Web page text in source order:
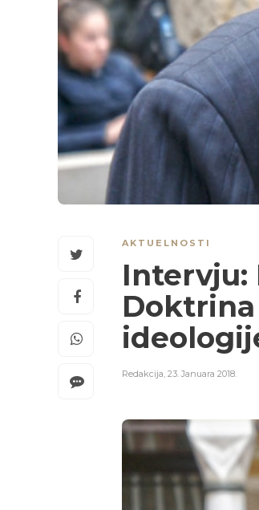
AKTUELNOSTI
Intervju:
Redakcija 23. Januara 2018.